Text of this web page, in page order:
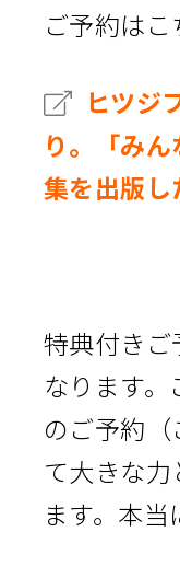
ご予約は
ヒツジ
り。「み
集を出版し
特典付き
なります
のご予約
て大きな
ます。本当